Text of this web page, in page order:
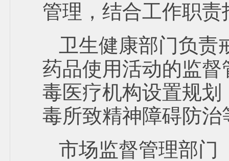
管理，结合工作职
卫生健康部门负责
药品使用活动的监
毒医疗机构设置规
毒所致精神障碍防治
市场监督管理部门